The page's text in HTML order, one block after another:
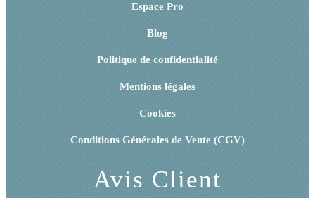
Espace Pro
Blog
Politique de confidentialité
Mentions légales
Cookies
Conditions Générales de Vente (CGV)
Avis Client